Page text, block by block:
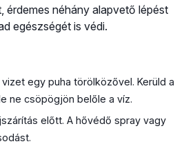
néhány alapvető lépést
egészségét is védi.
egy puha törölközővel. Kerüld a
ne csöpögjön belőle a víz.
előtt. A hővédő spray vagy